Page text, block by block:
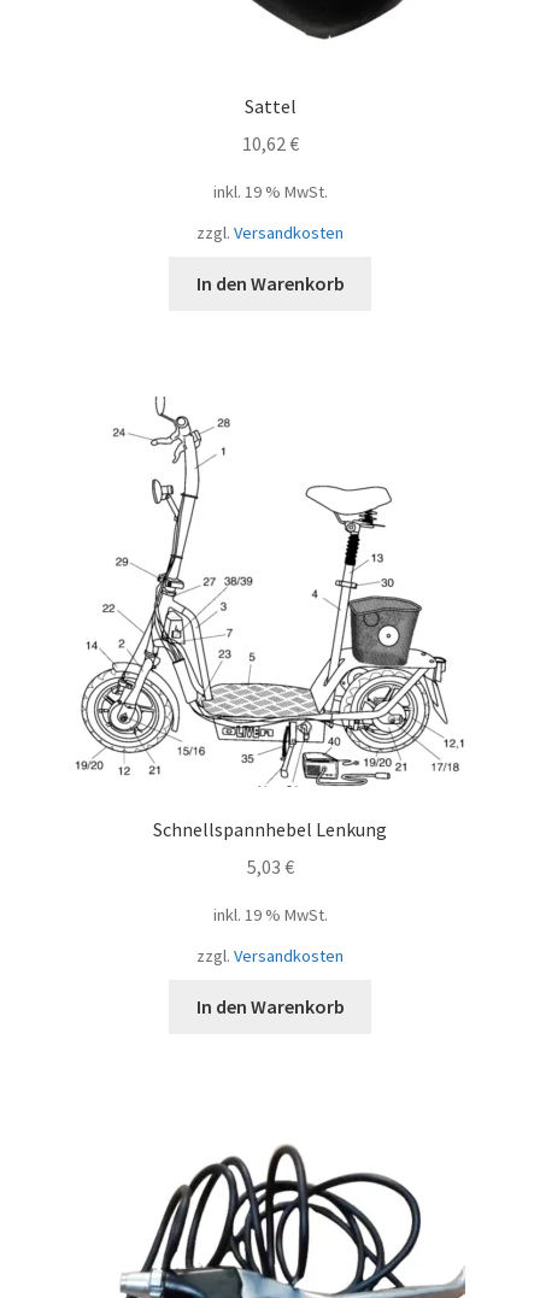
Sattel
10,62 €
inkl. 19 % MwSt.
zzgl. Versandkosten
In den Warenkorb
Schnellspannhebel Lenkung
5,03 €
inkl. 19 % MwSt.
zzgl. Versandkosten
In den Warenkorb